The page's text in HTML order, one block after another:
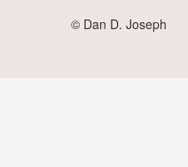
© Dan D. Joseph